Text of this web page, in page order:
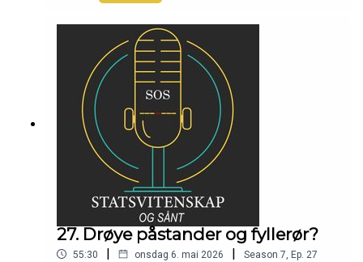
Tor Jacob Solberg.
27. Drøye påstander og fyllerør?
55:30 | onsdag 6. mai 2026 | Season 7 Ep. 27